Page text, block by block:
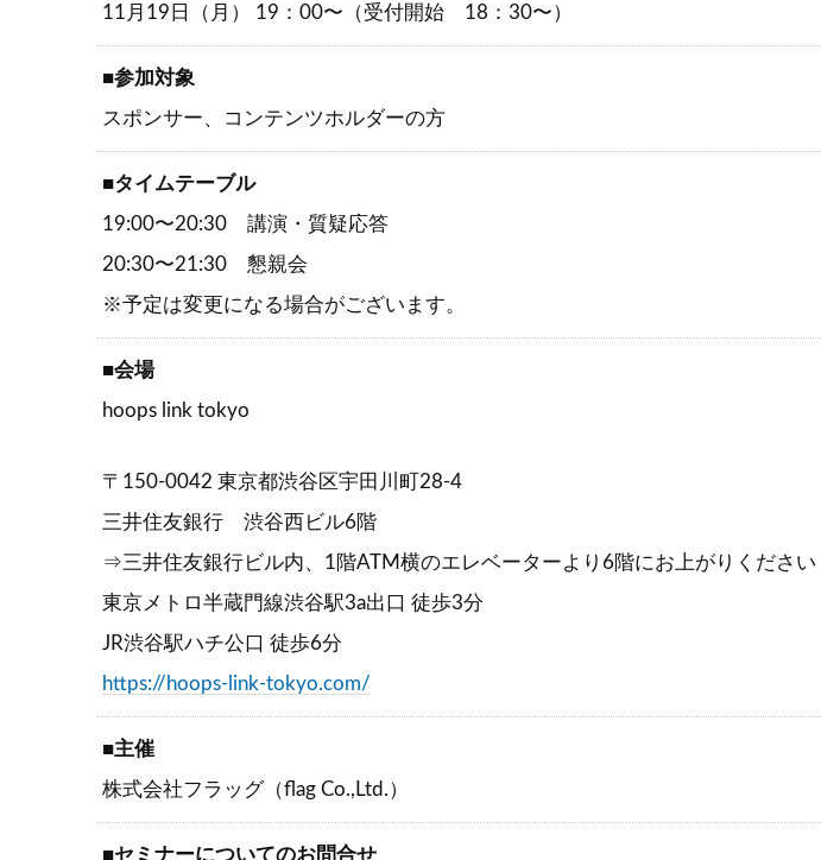
11月19日（月） 19：00〜（受付開始 18：30〜）
■参加対象
スポンサー、コンテンツホルダーの方
■タイムテーブル
19:00〜20:30 講演・質疑応答
20:30〜21:30 懇親会
※予定は変更になる場合がございます。
■会場
hoops link tokyo
〒150-0042 東京都渋谷区宇田川町28-4
三井住友銀行 渋谷西ビル6階
⇒三井住友銀行ビル内、1階ATM横のエレベーターより6階にお上がりください
東京メトロ半蔵門線渋谷駅3a出口 徒歩3分
JR渋谷駅ハチ公口 徒歩6分
https://hoops-link-tokyo.com/
■主催
株式会社フラッグ（flag Co.,Ltd.）
■セミナーについてのお問合せ